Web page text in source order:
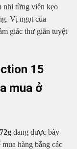
nhi từng viên kẹo
Vị ngọt của
giác thư giãn tuyệt
15
mua ở
đang được bày
hàng bằng các